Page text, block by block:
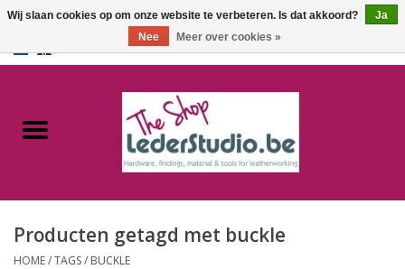
Catalogus
FAQ
Producten getagd met buckle
HOME/TAGS/ BUCKLE
Wij slaan cookies op om onze website te verbeteren. Is dat akkoord?
Ja
Nee
Meer over cookies »